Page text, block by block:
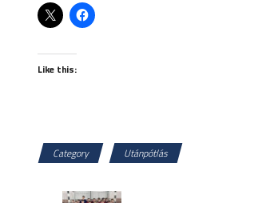
Like this:
Category Utánpótlás